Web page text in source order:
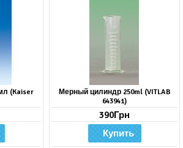
(Kaiser
Мерный цилиндр 250ml (VITLAB
643941)
390Грн